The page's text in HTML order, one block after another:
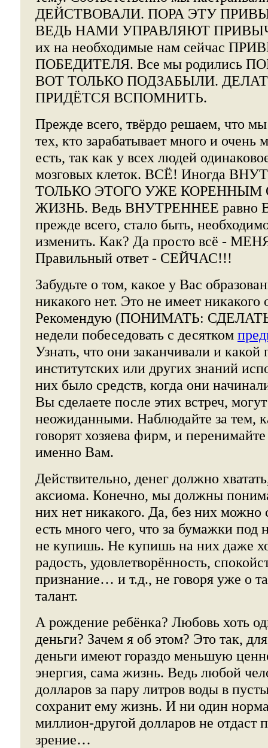
ДЕЙСТВОВАЛИ. ПОРА ЭТУ
ВЕДЬ НАМИ УПРАВЛЯЮТ
их на необходимые нам сейчас
ПОБЕДИТЕЛЯ. Все мы родились
ВОТ ТОЛЬКО ПОДЗАБЫЛИ.
ПРИДЁТСЯ ВСПОМНИТЬ.
Прежде всего, твёрдо решаем, что
тех, кто зарабатывает много и очень
есть, так как у всех людей
мозговых клеток. ВСЁ! Иногда
ТОЛЬКО ЭТОГО УЖЕ КОРЕННЫМ
ЖИЗНЬ. Ведь ВНУТРЕННЕЕ
прежде всего, стало быть,
изменить. Как? Да просто всё -
Правильный ответ - СЕЙЧАС!!!
Забудьте о том, какое у Вас
никакого нет. Это не имеет
Рекомендую (ПОНИМАТЬ:
недели побеседовать с десятком
Узнать, что они заканчивали и какой
институтских или других знаний
них было средств, когда они
Вы сделаете после этих встреч,
неожиданными. Наблюдайте за тем,
говорят хозяева фирм, и
именно Вам.
Действительно, денег должно
аксиома. Конечно, мы должны
них нет никакого. Да, без них можно
есть много чего, что за бумажки под
не купишь. Не купишь на них даже
радость, удовлетворённость,
признание… и т.д., не говоря уже о
талант.
А рождение ребёнка? Любовь хоть
деньги? Зачем я об этом? Это так,
деньги имеют гораздо меньшую
энергия, сама жизнь. Ведь любой
долларов за пару литров воды в
сохранит ему жизнь. И ни один
миллион-другой долларов не отдаст
зрение…